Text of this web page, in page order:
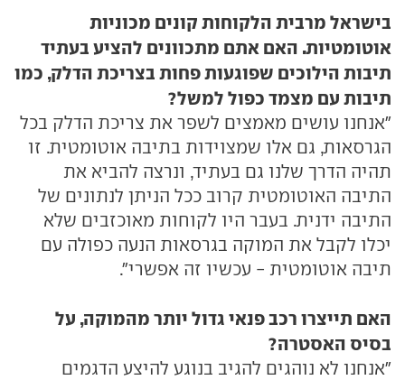
בישראל מרבית הלקוחות קונים מכוניות
אוטומטיות. האם אתם מתכוונים להציע בעתיד
תיבות הילוכים שפוגעות פחות בצריכת הדלק, כמו
תיבות עם מצמד כפול למשל?
"אנחנו עושים מאמצים לשפר את צריכת הדלק בכל
הגרסאות, גם אלו שמצוידות בתיבה אוטומטית. זו
תהיה הדרך שלנו גם בעתיד, ונרצה להביא את
התיבה האוטומטית קרוב ככל הניתן לנתונים של
התיבה ידנית. בעבר היו לקוחות מאוכזבים שלא
יכלו לקבל את המוקה בגרסאות הנעה כפולה עם
תיבה אוטומטית - עכשיו זה אפשרי".
האם תייצרו רכב פנאי גדול יותר מהמוקה, על
בסיס האסטרה?
"אנחנו לא נוהגים להגיב בנוגע להיצע הדגמים